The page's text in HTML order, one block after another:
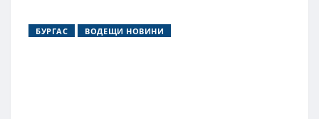
БУРГАС ВОДЕЩИ НОВИНИ